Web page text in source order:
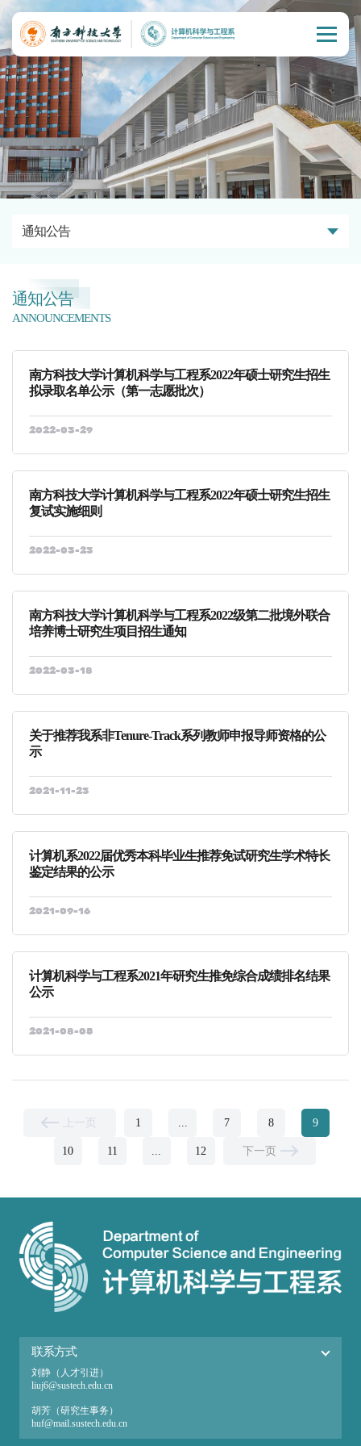
通知公告
通知公告
ANNOUNCEMENTS
南方科技大学计算机科学与工程系2022年硕士研究生招生
拟录取名单公示（第一志愿批次）
2022-03-29
南方科技大学计算机科学与工程系2022年硕士研究生招生
复试实施细则
2022-03-23
南方科技大学计算机科学与工程系2022级第二批境外联合
培养博士研究生项目招生通知
2022-03-18
关于推荐我系非Tenure-Track系列教师申报导师资格的公
示
2021-11-23
计算机系2022届优秀本科毕业生推荐免试研究生学术特长
鉴定结果的公示
2021-09-16
计算机科学与工程系2021年研究生推免综合成绩排名结果
公示
2021-08-05
上一页 1 ... 7 8 9
10 11 ... 12 下一页
联系方式
刘静（人才引进）
liuj6@sustech.edu.cn
胡芳（研究生事务）
huf@mail.sustech.edu.cn